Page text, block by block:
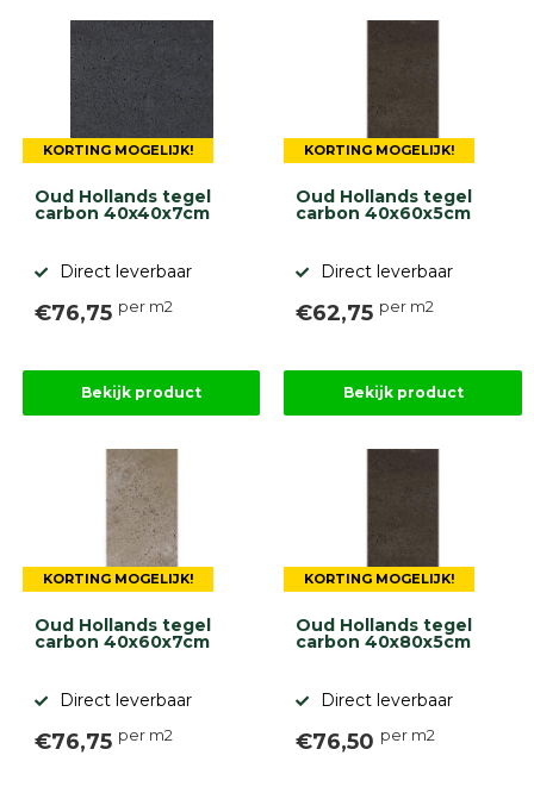
KORTING MOGELIJK!
Oud Hollands tegel
carbon 40x40x7cm
Direct leverbaar
€76,75 per m2
Bekijk product
KORTING MOGELIJK!
Oud Hollands tegel
carbon 40x60x5cm
Direct leverbaar
€62,75 per m2
Bekijk product
KORTING MOGELIJK!
Oud Hollands tegel
carbon 40x60x7cm
Direct leverbaar
€76,75 per m2
KORTING MOGELIJK!
Oud Hollands tegel
carbon 40x80x5cm
Direct leverbaar
€76,50 per m2